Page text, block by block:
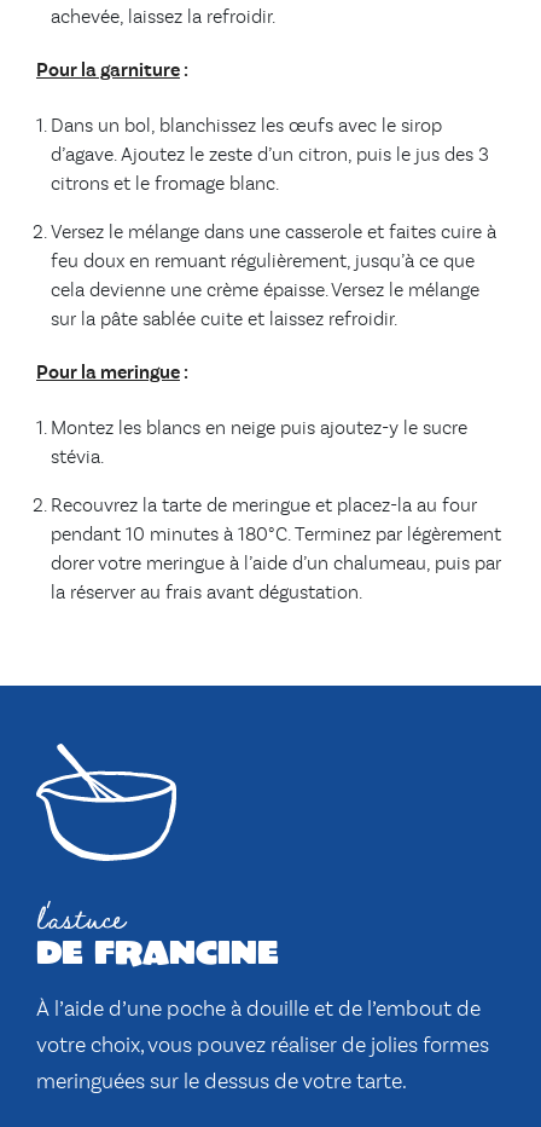
achevée, laissez la refroidir.
Pour la garniture :
Dans un bol, blanchissez les œufs avec le sirop
d’agave. Ajoutez le zeste d’un citron, puis le jus des 3
citrons et le fromage blanc.
Versez le mélange dans une casserole et faites cuire à
feu doux en remuant régulièrement, jusqu’à ce que
cela devienne une crème épaisse. Versez le mélange
sur la pâte sablée cuite et laissez refroidir.
Pour la meringue :
Montez les blancs en neige puis ajoutez-y le sucre
stévia.
Recouvrez la tarte de meringue et placez-la au four
pendant 10 minutes à 180°C. Terminez par légèrement
dorer votre meringue à l’aide d’un chalumeau, puis par
la réserver au frais avant dégustation.
l'astuce
de francine
À l’aide d’une poche à douille et de l’embout de
votre choix, vous pouvez réaliser de jolies formes
meringuées sur le dessus de votre tarte.